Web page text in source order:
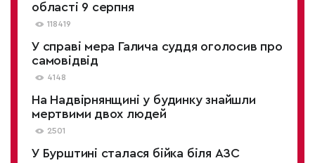
області 9 серпня
118419
У справі мера Галича суддя оголосив про
самовідвід
4148
На Надвірнянщині у будинку знайшли
мертвими двох людей
2501
У Бурштині сталася бійка біля АЗС